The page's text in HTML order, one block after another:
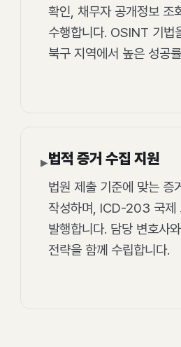
확인, 채무자 공개정보 조
수행합니다. OSINT 기법
북구 지역에서 높은 성공
▸법적 증거 수집 지원
법원 제출 기준에 맞는 증
작성하며, ICD-203 국제
발행합니다. 담당 변호사
전략을 함께 수립합니다.